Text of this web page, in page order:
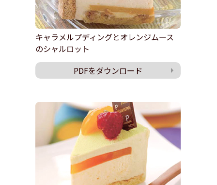
キャラメルプディングとオレンジムース
のシャルロット
PDFをダウンロード